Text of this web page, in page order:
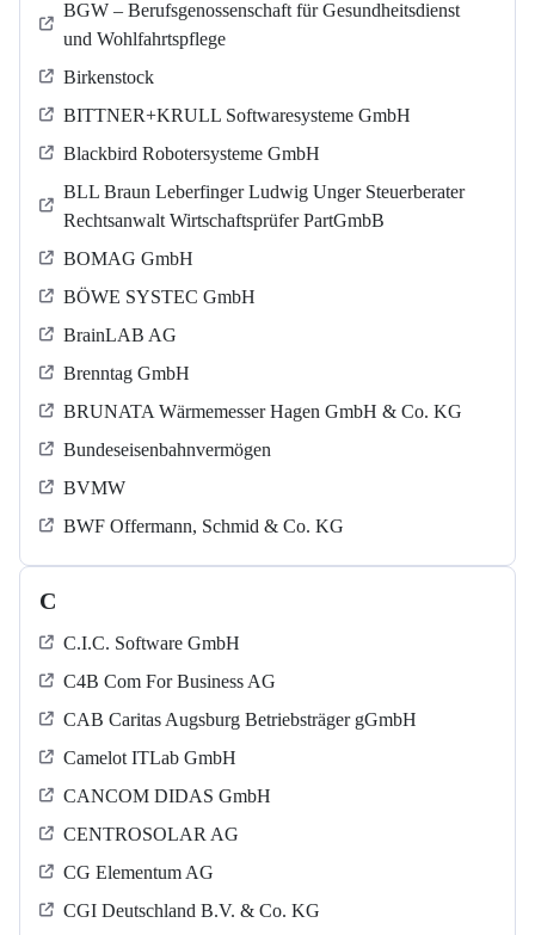
BGW – Berufsgenossenschaft für Gesundheitsdienst
und Wohlfahrtspflege
Birkenstock
BITTNER+KRULL Softwaresysteme GmbH
Blackbird Robotersysteme GmbH
BLL Braun Leberfinger Ludwig Unger Steuerberater
Rechtsanwalt Wirtschaftsprüfer PartGmbB
BOMAG GmbH
BÖWE SYSTEC GmbH
BrainLAB AG
Brenntag GmbH
BRUNATA Wärmemesser Hagen GmbH & Co. KG
Bundeseisenbahnvermögen
BVMW
BWF Offermann, Schmid & Co. KG
C
C.I.C. Software GmbH
C4B Com For Business AG
CAB Caritas Augsburg Betriebsträger gGmbH
Camelot ITLab GmbH
CANCOM DIDAS GmbH
CENTROSOLAR AG
CG Elementum AG
CGI Deutschland B.V. & Co. KG